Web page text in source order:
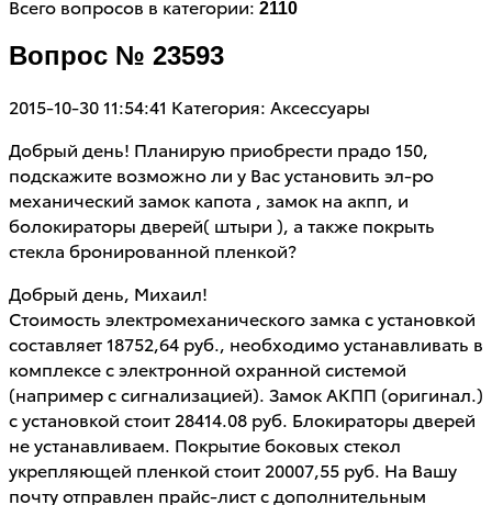
Всего вопросов в категории: 2110
Вопрос № 23593
2015-10-30 11:54:41 Категория: Аксессуары
Добрый день! Планирую приобрести прадо 150,
подскажите возможно ли у Вас установить эл-ро
механический замок капота , замок на акпп, и
болокираторы дверей( штыри ), а также покрыть
стекла бронированной пленкой?
Добрый день, Михаил!
Стоимость электромеханического замка с установкой
составляет 18752,64 руб., необходимо устанавливать в
комплексе с электронной охранной системой
(например с сигнализацией). Замок АКПП (оригинал.)
с установкой стоит 28414.08 руб. Блокираторы дверей
не устанавливаем. Покрытие боковых стекол
укрепляющей пленкой стоит 20007,55 руб. На Вашу
почту отправлен прайс-лист с дополнительным